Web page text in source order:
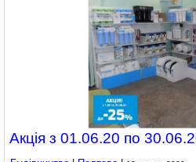
Акція з 01.06.20 по